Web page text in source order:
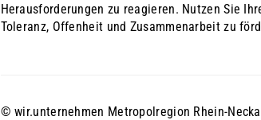
Herausforderungen zu reagieren. Nutzen Sie
Toleranz, Offenheit und Zusammenarbeit zu
© wir.unternehmen Metropolregion Rhein-